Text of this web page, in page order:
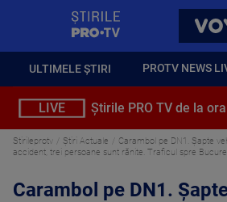
ULTIMELE ȘTIRI PROTV NEWS
LIVE Știrile PRO TV de la
Stirileprotv Știri Actuale
Carambol pe DN1. Șapte
accident, trei persoane sunt rănite. Traficul spre
Carambol pe DN1.